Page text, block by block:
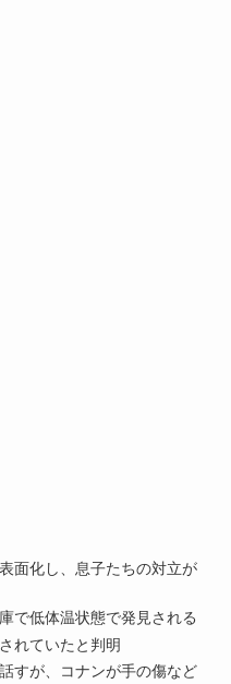
面化し、息子たちの対立が
で低体温状態で発見される
れていたと判明
すが、コナンが手の傷など